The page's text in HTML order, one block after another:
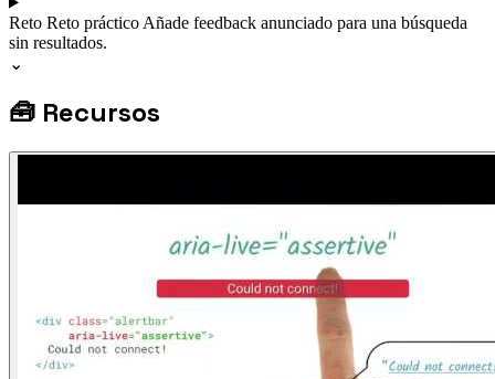
Reto Reto práctico Añade feedback anunciado para una búsqueda
sin resultados.
⌄
🧰 Recursos